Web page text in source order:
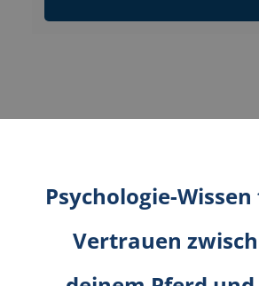
Psychologie-
Vertrauen